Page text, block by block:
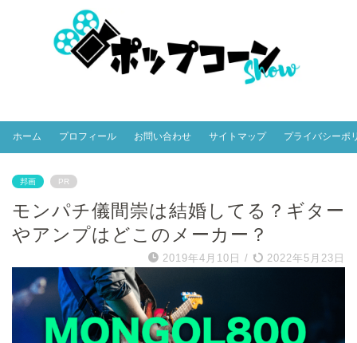
ホーム プロフィール お問い合わせ サイトマップ プライバシーポ
邦画 PR
モンパチ儀間崇は結婚してる？ギター
やアンプはどこのメーカー？
2019年4月10日 / 2022年5月23日